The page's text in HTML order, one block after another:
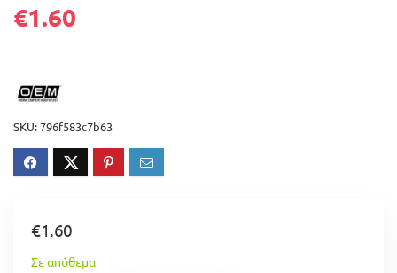
€1.60
SKU:796f583c7b63
€1.60
Σε απόθεμα